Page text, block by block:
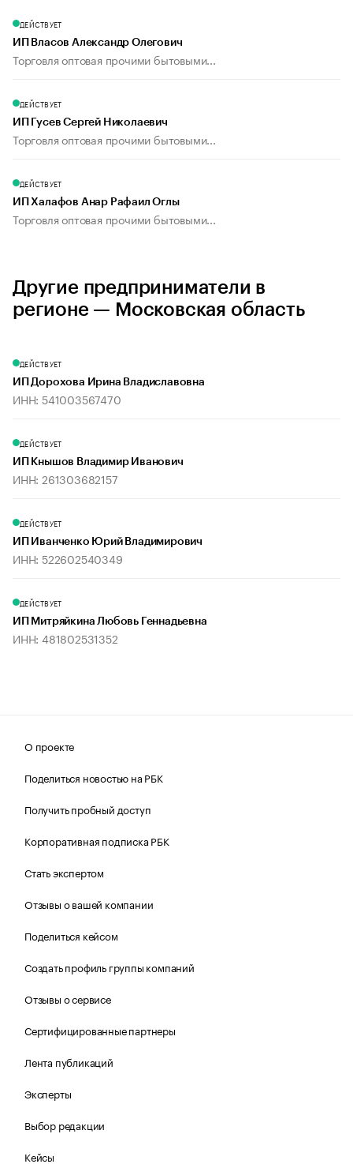
ДЕЙСТВУЕТ
ИП Власов Александр Олегович
Торговля оптовая прочими бытовыми...
ДЕЙСТВУЕТ
ИП Гусев Сергей Николаевич
Торговля оптовая прочими бытовыми...
ДЕЙСТВУЕТ
ИП Халафов Анар Рафаил Оглы
Торговля оптовая прочими бытовыми...
Другие предприниматели в
регионе — Московская область
ДЕЙСТВУЕТ
ИП Дорохова Ирина Владиславовна
ИНН: 541003567470
ДЕЙСТВУЕТ
ИП Кнышов Владимир Иванович
ИНН: 261303682157
ДЕЙСТВУЕТ
ИП Иванченко Юрий Владимирович
ИНН: 522602540349
ДЕЙСТВУЕТ
ИП Митряйкина Любовь Геннадьевна
ИНН: 481802531352
О проекте
Поделиться новостью на РБК
Получить пробный доступ
Корпоративная подписка РБК
Стать экспертом
Отзывы о вашей компании
Поделиться кейсом
Создать профиль группы компаний
Отзывы о сервисе
Сертифицированные партнеры
Лента публикаций
Эксперты
Выбор редакции
Кейсы